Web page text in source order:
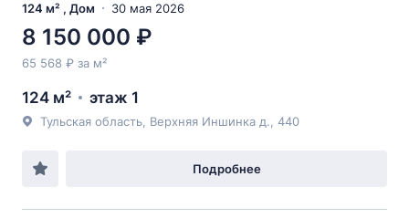
124 м² , Дом 30 мая 2026
8 150 000 ₽
65 568 ₽ за м²
124 м² этаж 1
Тульская область, Верхняя Иншинка д., 440
Подробнее